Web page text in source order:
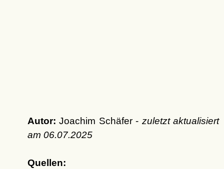
Autor: Joachim Schäfer - zuletzt aktualisiert
am 06.07.2025
Quellen: